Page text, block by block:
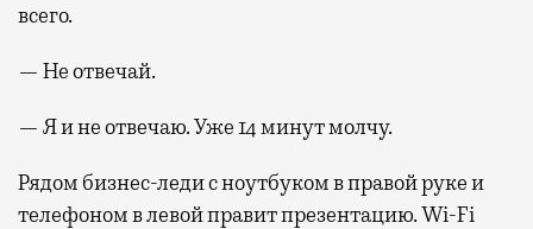
всего.
— Не отвечай.
— Я и не отвечаю. Уже 14 минут молчу.
Рядом бизнес-леди с ноутбуком в правой руке и
телефоном в левой правит презентацию. Wi-Fi